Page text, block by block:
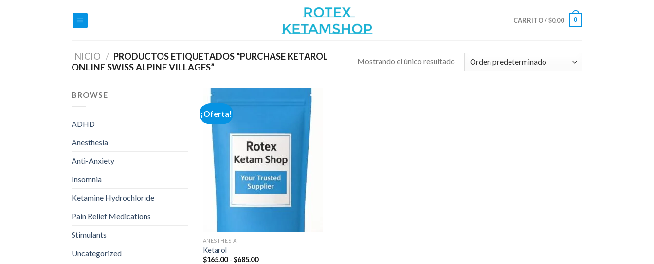
CARRITO /$0.00 0
INICIO / PRODUCTOS ETIQUETADOS “PURCHASE KETAROL
ONLINE SWISS ALPINE VILLAGES”
Mostrando el único resultado
BROWSE
ADHD
Anesthesia
Anti-Anxiety
Insomnia
Ketamine Hydrochloride
Pain Relief Medications
Stimulants
Uncategorized
¡Oferta!
Add to
wishlist
ANESTHESIA
Ketarol
$165.00 - $685.00Rango